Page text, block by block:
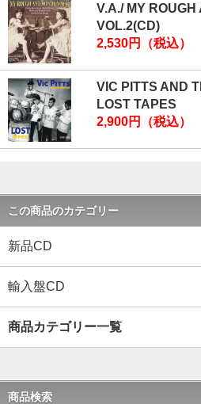
V.A./ MY ROUGH
VOL.2(CD)
2,530円（税込）
VIC PITTS AND
LOST TAPES
2,900円（税込）
この商品のカテゴリー
新品CD
輸入盤CD
商品カテゴリー一覧
商品検索